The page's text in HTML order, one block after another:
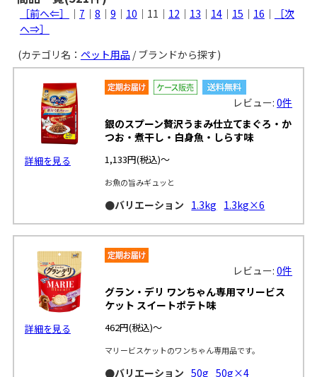
［前へ⇐］ ｜ 7 ｜ 8 ｜ 9 ｜ 10 ｜11｜ 12 ｜ 13 ｜ 14｜ 15 ｜ 16 ｜
［次
へ⇒］
(カテゴリ名： ペット用品 / ブランドから探す)
詳細を見る
レビュー:0件
銀のスプーン贅沢うまみ仕立てまぐろ・か
つお・煮干し・白身魚・しらす味
1,133円(税込)～
お魚の旨みギュッと
●バリエーション 1.3kg 1.3kg×6
詳細を見る
レビュー:0件
グラン・デリ ワンちゃん専用マリービス
ケット スイートポテト味
462円(税込)～
マリービスケットのワンちゃん専用品です。
●バリエーション 50g 50g×4